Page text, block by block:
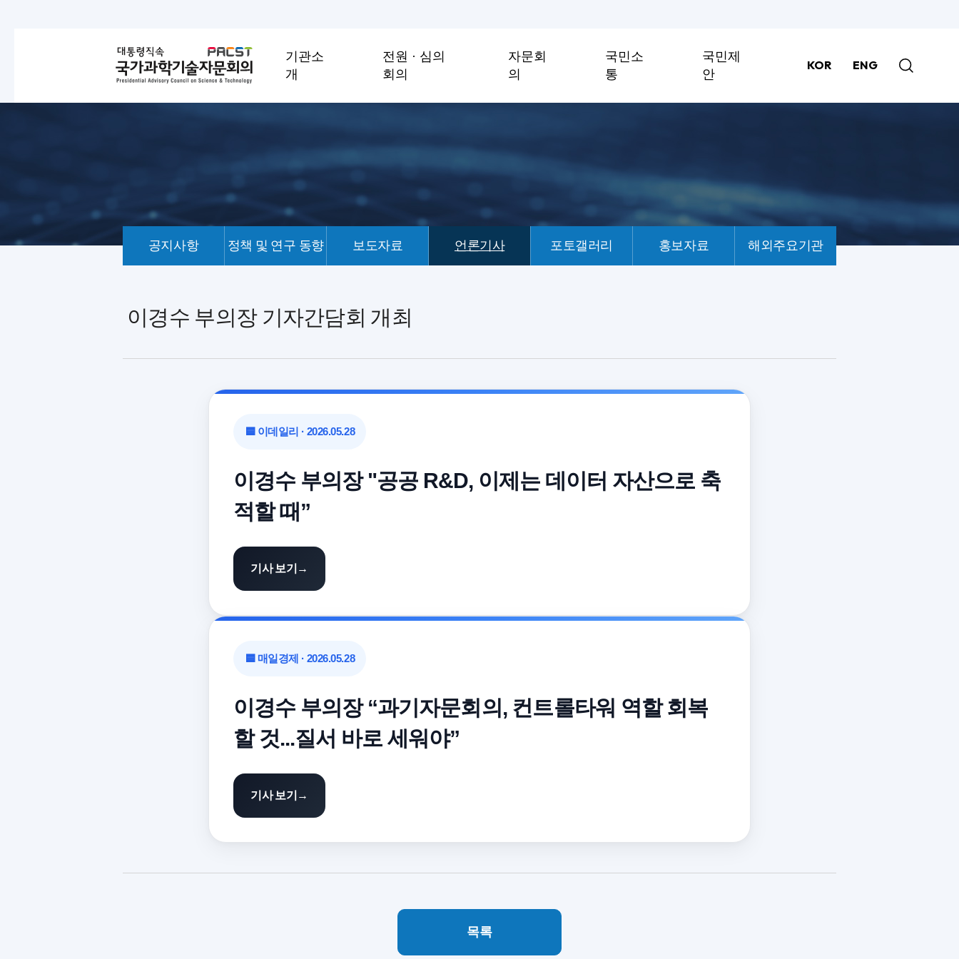
기관소
개
전원 · 심의
회의
자문회
의
국민소
통
국민제
안
KOR ENG
공지사항 정책 및 연구 동향 보도자료 언론기사 포토갤러리 홍보자료 해외주요기관
사이경수 부의장 기자간담회 개최
🟦 이데일리 · 2026.05.28
이경수 부의장 "공공 R&D, 이제는 데이터 자산으로 축
적할 때”
기사 보기 →
🟦 매일경제 · 2026.05.28
이경수 부의장 “과기자문회의, 컨트롤타워 역할 회복
할 것...질서 바로 세워야”
기사 보기 →
목록